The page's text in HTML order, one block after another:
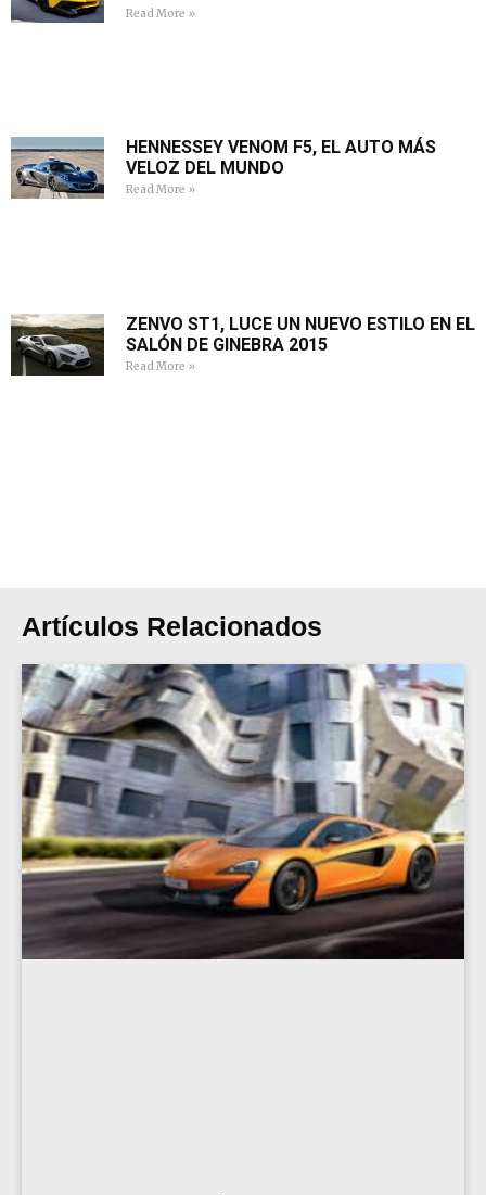
Read More »
HENNESSEY VENOM F5, EL AUTO MÁS
VELOZ DEL MUNDO
Read More »
ZENVO ST1, LUCE UN NUEVO ESTILO EN EL
SALÓN DE GINEBRA 2015
Read More »
Artículos Relacionados